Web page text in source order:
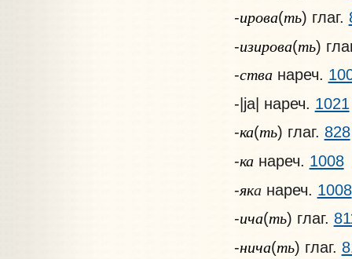
-ирова(ть) глаг.
-изирова(ть)
-стванареч.
-|ja| нареч. 1021
-ка(ть) глаг. 828
-канареч. 1008
-яканареч. 1008
-ича(ть) глаг.
-нича(ть) глаг.